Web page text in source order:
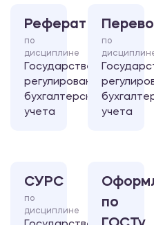
Реферат
по
дисциплине
Государственное
регулирование
бухгалтерского
учета
по
учета
СУРС
по
дисциплине
по